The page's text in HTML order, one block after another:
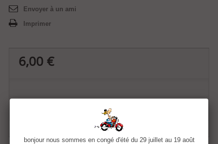
Envoyer à un ami
Imprimer
6,00 €
Ajouter à ma liste d'envies
bonjour nous sommes en congé d'été du 29 juillet au 19 août